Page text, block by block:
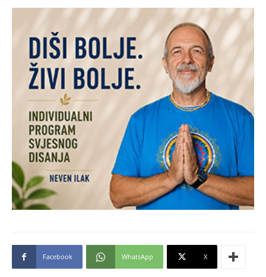
Facebook WhatsApp X